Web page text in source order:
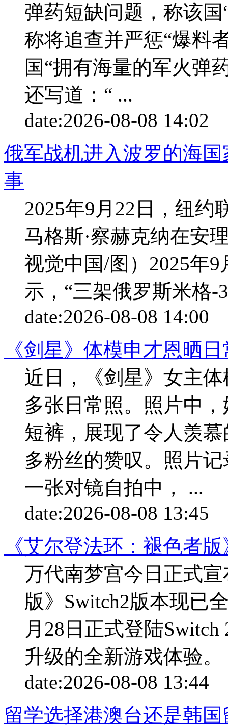
弹药短缺问题，称该
称将追查并严惩“爆料
国“拥有海量的军火弹
还写道：“ ...
date:2026-08-08 14:02
俄军战机进入波罗的海
事
2025年9月22日，纽约
马格斯·察赫克纳在安
视觉中国/图）2025年
示，“三架俄罗斯米格-
date:2026-08-08 14:00
《剑星》体模申才恩晒
近日，《剑星》女主
多张日常照。照片中
短裤，展现了令人羡
多粉丝的赞叹。照片
一张对镜自拍中， ...
date:2026-08-08 13:45
《艾尔登法环：褪色者
万代南梦宫今日正式
版》Switch2版本现已
月28日正式登陆
升级的全新游戏体验
date:2026-08-08 13:44
留学选择港澳台还是韩